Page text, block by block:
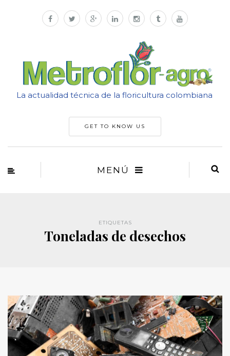
La actualidad técnica de la floricultura colombiana
GET TO KNOW US
MENÚ
ETIQUETAS
Toneladas de desechos